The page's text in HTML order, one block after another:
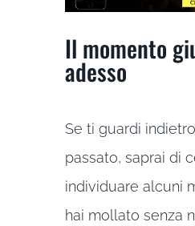
Il momento
adesso
Se ti guardi
passato, saprai di
individuare alcuni
hai mollato senza